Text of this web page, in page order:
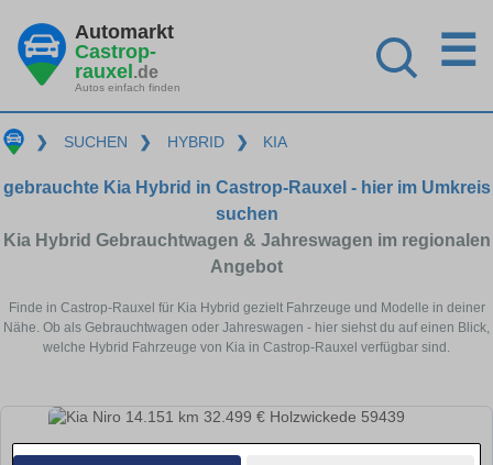
Automarkt
Castrop-
rauxel .de
Autos einfach finden
☰
❯ SUCHEN ❯ HYBRID ❯ KIA
gebrauchte Kia Hybrid in Castrop-Rauxel - hier im Umkreis
suchen
Kia Hybrid Gebrauchtwagen & Jahreswagen im regionalen
Angebot
Finde in Castrop-Rauxel für Kia Hybrid gezielt Fahrzeuge und Modelle in deiner
Nähe. Ob als Gebrauchtwagen oder Jahreswagen - hier siehst du auf einen Blick,
welche Hybrid Fahrzeuge von Kia in Castrop-Rauxel verfügbar sind.